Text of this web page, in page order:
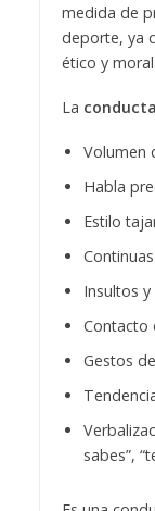
medida de
deporte, ya
ético y moral.
La
Volumen
Habla
Estilo
Insultos y
Contacto
Gestos
sabes”,